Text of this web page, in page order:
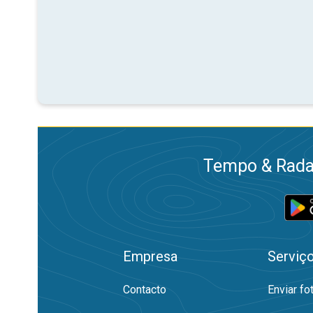
Tempo &
Empresa
Contacto Enviar